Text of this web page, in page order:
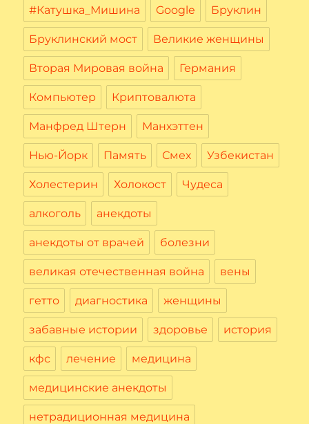
#Катушка_Мишина Google Бруклин
Бруклинский мост Великие женщины
Вторая Мировая война Германия
Компьютер Криптовалюта
Манфред Штерн Манхэттен
Нью-Йорк Память Смех Узбекистан
Холестерин Холокост Чудеса
алкоголь анекдоты
анекдоты от врачей болезни
великая отечественная война вены
гетто диагностика женщины
забавные истории здоровье история
кфс лечение медицина
медицинские анекдоты
нетрадиционная медицина